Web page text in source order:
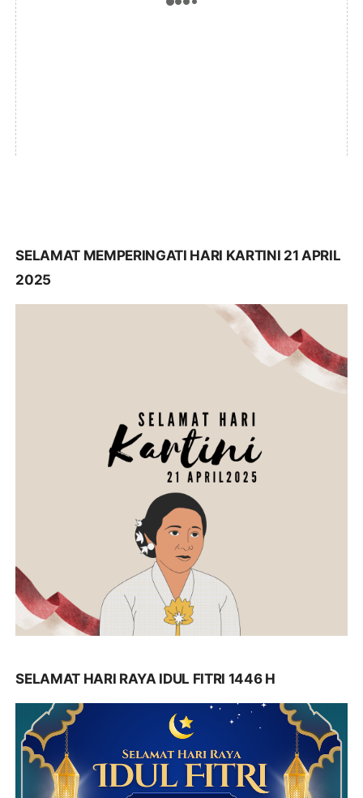
SELAMAT MEMPERINGATI HARI KARTINI 21 APRIL
2025
SELAMAT HARI RAYA IDUL FITRI 1446 H